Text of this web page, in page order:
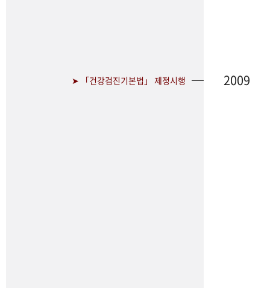
➤ 「건강검진기본법」 제정시행 2009